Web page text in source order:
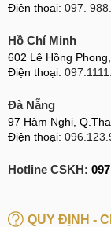
Thiết kế bền bỉ
Samsung thiết kế
với hình dáng
Victus, mặt lưng
cao cấp, bền bỉ
Thiết
Điện thoại: 097.
Hồ Chí Minh
602 Lê Hồng
Điện thoại:
Đà Nẵng
97 Hàm Nghi,
Điện thoại:
Hotline CSKH:
QUY ĐỊNH -